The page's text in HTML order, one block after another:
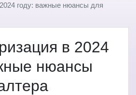
году: важные нюансы для
в 2024
нюансы